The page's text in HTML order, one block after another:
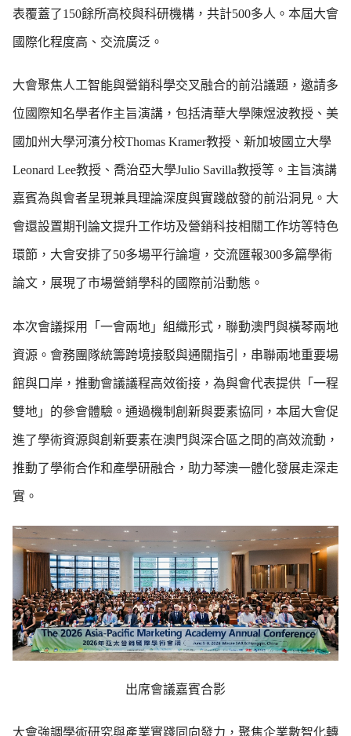
表覆蓋了150餘所高校與科研機構，共計500多人。本屆大會
國際化程度高、交流廣泛。
大會聚焦人工智能與營銷科學交叉融合的前沿議題，邀請多
位國際知名學者作主旨演講，包括清華大學陳煜波教授、美
國加州大學河濱分校Thomas Kramer教授、新加坡國立大學
Leonard Lee教授、喬治亞大學Julio Savilla教授等。主旨演講
嘉賓為與會者呈現兼具理論深度與實踐啟發的前沿洞見。大
會還設置期刊論文提升工作坊及營銷科技相關工作坊等特色
環節，大會安排了50多場平行論壇，交流匯報300多篇學術
論文，展現了市場營銷學科的國際前沿動態。
本次會議採用「一會兩地」組織形式，聯動澳門與橫琴兩地
資源。會務團隊統籌跨境接駁與通關指引，串聯兩地重要場
館與口岸，推動會議議程高效銜接，為與會代表提供「一程
雙地」的參會體驗。通過機制創新與要素協同，本屆大會促
進了學術資源與創新要素在澳門與深合區之間的高效流動，
推動了學術合作和產學研融合，助力琴澳一體化發展走深走
實。
出席會議嘉賓合影
大會強調學術研究與產業實踐同向發力，聚焦企業數智化轉